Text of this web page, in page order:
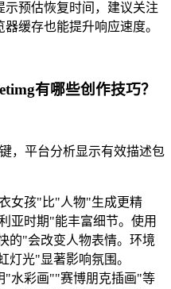
预估恢复时间，建议关注
缓存也能提升响应速度。
有哪些创作技巧？
，平台分析显示有效描述包
女孩"比"人物"生成更精
亚时期"能丰富细节。使用
的"会改变人物表情。环境
灯光"显著影响氛围。
"水彩画""赛博朋克插画"等